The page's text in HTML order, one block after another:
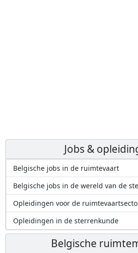
Jobs &
Belgische jobs in de ruimtevaart
Belgische jobs in de wereld van de
Opleidingen voor de
Opleidingen in de sterrenkunde
Belgische